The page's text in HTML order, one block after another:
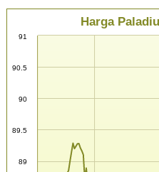
Harga
89
89.5
90
90.5
91